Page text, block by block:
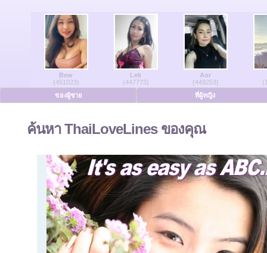
ของผู้ชายออนไลน์
สตรีออนไลน์
ภาษาเยอรมัน
ภาษาดัทช์
ภาษาฝรั่งเศส
ภาษาสเปน
Bew
(451023)
Lek
(447773)
Aor
(449253)
ของผู้ชาย
ที่ผู้หญิง
ค้นหา ThaiLoveLines ของคุณ